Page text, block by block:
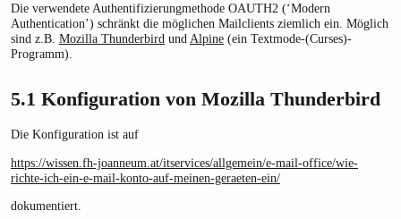
Die verwendete Authentifizierungmethode OAUTH2 (‘Modern
Authentication’) schränkt die möglichen Mailclients ziemlich ein. Möglich
sind z.B. Mozilla Thunderbird und Alpine (ein Textmode-(Curses)-
Programm).
5.1 Konfiguration von Mozilla Thunderbird
Die Konfiguration ist auf
https://wissen.fh-joanneum.at/itservices/allgemein/e-mail-office/wie-
richte-ich-ein-e-mail-konto-auf-meinen-geraeten-ein/
dokumentiert.